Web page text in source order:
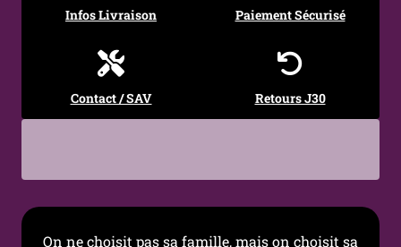
Structure Bague sculptée en relief
Offrande, Passage du
Infos Livraison Paiement Sécurisé
Contact / SAV Retours J30
On ne choisit pas sa famille, mais on choisit sa